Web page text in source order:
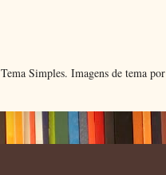
Tema Simples. Imagens de tema por